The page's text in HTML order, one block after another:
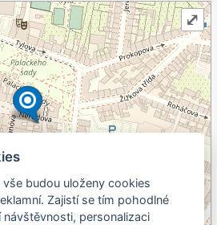
⤢
vše budou uloženy cookies
Zajistí se tím pohodlné
návštěvnosti, personalizaci